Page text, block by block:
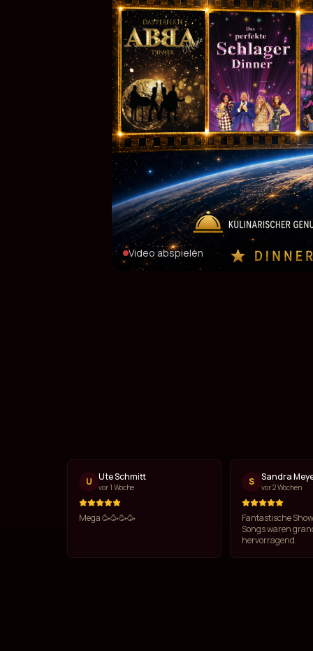
Video abspielen
U Ute Schmitt
vor 1 Woche
Mega 🥳🥳🥳🥳
S Sandra
vor 2 Wochen
Fantastische
Songs waren
hervorragend.